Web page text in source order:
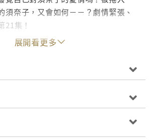
須奈子，又會如何－－？劇情緊張、
21集！
展開看更多